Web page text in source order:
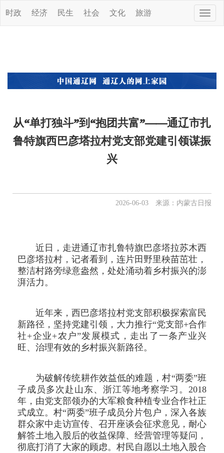
Toggle
时政 经济 民生 社会 文化 旅游
从“单打独斗”到“抱团共富”——通辽市扎
鲁特旗西巴彦塔拉村党支部党建引领谋振
兴
2026-06-03 来源：内蒙古日报
近日，走进通辽市扎鲁特旗巴彦塔拉苏木西
巴彦塔拉村，记者看到，连片田野里秧苗茁壮，
整洁村路旁绿意盎然，处处涌动着乡村振兴的澎
湃活力。
近年来，西巴彦塔拉村党支部积极探索富民
新路径，坚持党建引领，大力推行“党支部+合作
社+企业+农户”发展模式，走出了一条产业兴
旺、治理有效的乡村振兴新路径。
为破解传统耕作效益低的难题，村“两委”班
子成员多次赴山东、浙江等地考察学习。2018
年，由党支部领办的大军粮食种植专业合作社正
式成立。村“两委”班子成员分片包户，深入各族
群众家中走访宣传、召开座谈会征求意见，耐心
解答土地入股后的收益保障、经营管理等疑问，
彻底打消了大家的顾虑。村民自愿以土地入股合